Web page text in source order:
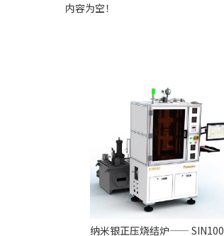
内容为空！
纳米银正压烧结炉—— SIN100